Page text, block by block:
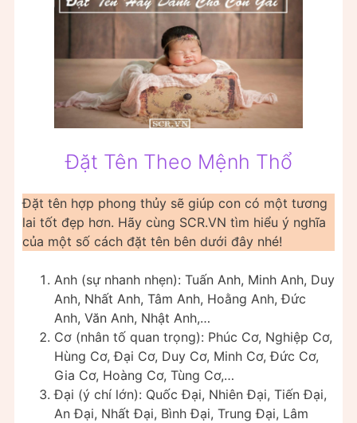
Đặt Tên Theo Mệnh Thổ
Đặt tên hợp phong thủy sẽ giúp con có một tương
lai tốt đẹp hơn. Hãy cùng SCR.VN tìm hiểu ý nghĩa
của một số cách đặt tên bên dưới đây nhé!
Anh (sự nhanh nhẹn): Tuấn Anh, Minh Anh, Duy
Anh, Nhất Anh, Tâm Anh, Hoằng Anh, Đức
Anh, Văn Anh, Nhật Anh,…
Cơ (nhân tố quan trọng): Phúc Cơ, Nghiệp Cơ,
Hùng Cơ, Đại Cơ, Duy Cơ, Minh Cơ, Đức Cơ,
Gia Cơ, Hoàng Cơ, Tùng Cơ,…
Đại (ý chí lớn): Quốc Đại, Nhiên Đại, Tiến Đại,
An Đại, Nhất Đại, Bình Đại, Trung Đại, Lâm